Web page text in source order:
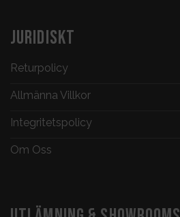
JURIDISKT
Returpolicy
Allmänna Villkor
Integritetspolicy
Om Oss